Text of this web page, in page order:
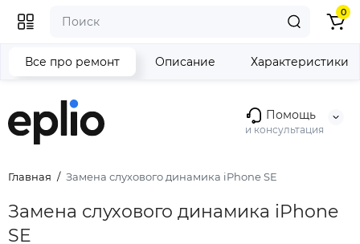
Помощь
и консультация
0
Главная Замена слухового динамика iPhone SE
Замена слухового динамика iPhone
SE
Все про ремонт Описание Характеристики